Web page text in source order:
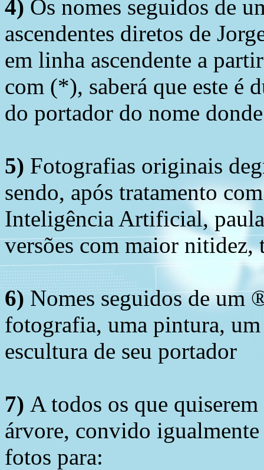
4) Os nomes seguidos de
ascendentes diretos de
em linha ascendente a
com (*), saberá que este é
do portador do nome
5) Fotografias originais
sendo, após tratamento
Inteligência Artificial,
versões com maior nitidez,
6) Nomes seguidos de um
fotografia, uma pintura,
escultura de seu portador
7) A todos os que
árvore, convido
fotos para: